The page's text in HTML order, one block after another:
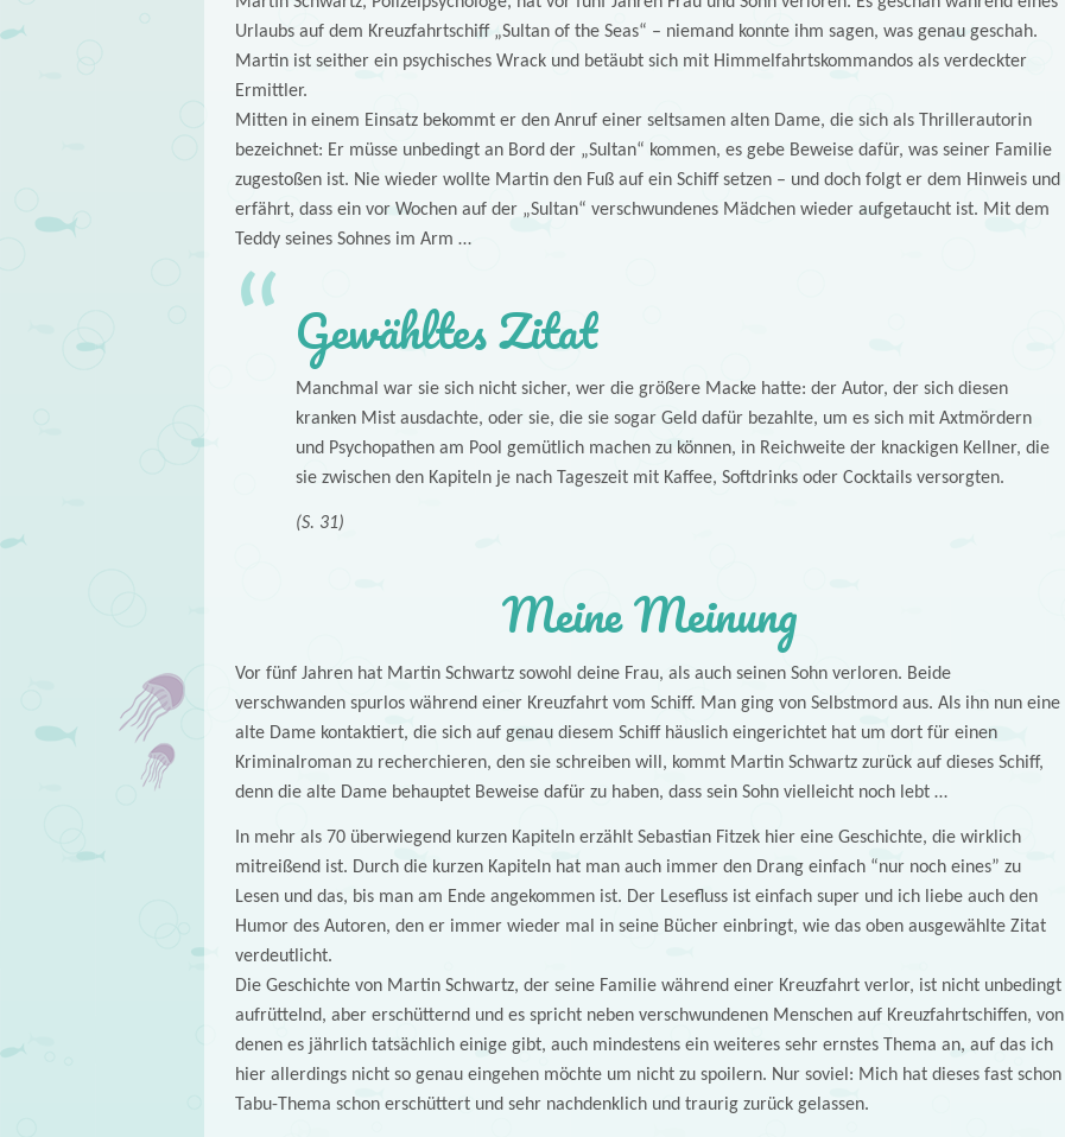
Urlaubs auf dem Kreuzfahrtschiff „Sultan of the Seas“ – niemand konnte ihm sagen, was genau geschah.
Martin ist seither ein psychisches Wrack und betäubt sich mit Himmelfahrtskommandos als verdeckter
Ermittler.
Mitten in einem Einsatz bekommt er den Anruf einer seltsamen alten Dame, die sich als Thrillerautorin
bezeichnet: Er müsse unbedingt an Bord der „Sultan“ kommen, es gebe Beweise dafür, was seiner Familie
zugestoßen ist. Nie wieder wollte Martin den Fuß auf ein Schiff setzen – und doch folgt er dem Hinweis und
erfährt, dass ein vor Wochen auf der „Sultan“ verschwundenes Mädchen wieder aufgetaucht ist. Mit dem
Teddy seines Sohnes im Arm …
Gewähltes Zitat
Manchmal war sie sich nicht sicher, wer die größere Macke hatte: der Autor, der sich diesen
kranken Mist ausdachte, oder sie, die sie sogar Geld dafür bezahlte, um es sich mit Axtmördern
und Psychopathen am Pool gemütlich machen zu können, in Reichweite der knackigen Kellner, die
sie zwischen den Kapiteln je nach Tageszeit mit Kaffee, Softdrinks oder Cocktails versorgten.
(S. 31)
Meine Meinung
Vor fünf Jahren hat Martin Schwartz sowohl deine Frau, als auch seinen Sohn verloren. Beide
verschwanden spurlos während einer Kreuzfahrt vom Schiff. Man ging von Selbstmord aus. Als ihn nun eine
alte Dame kontaktiert, die sich auf genau diesem Schiff häuslich eingerichtet hat um dort für einen
Kriminalroman zu recherchieren, den sie schreiben will, kommt Martin Schwartz zurück auf dieses Schiff,
denn die alte Dame behauptet Beweise dafür zu haben, dass sein Sohn vielleicht noch lebt …
In mehr als 70 überwiegend kurzen Kapiteln erzählt Sebastian Fitzek hier eine Geschichte, die wirklich
mitreißend ist. Durch die kurzen Kapiteln hat man auch immer den Drang einfach “nur noch eines” zu
Lesen und das, bis man am Ende angekommen ist. Der Lesefluss ist einfach super und ich liebe auch den
Humor des Autoren, den er immer wieder mal in seine Bücher einbringt, wie das oben ausgewählte Zitat
verdeutlicht.
Die Geschichte von Martin Schwartz, der seine Familie während einer Kreuzfahrt verlor, ist nicht unbedingt
aufrüttelnd, aber erschütternd und es spricht neben verschwundenen Menschen auf Kreuzfahrtschiffen, von
denen es jährlich tatsächlich einige gibt, auch mindestens ein weiteres sehr ernstes Thema an, auf das ich
hier allerdings nicht so genau eingehen möchte um nicht zu spoilern. Nur soviel: Mich hat dieses fast schon
Tabu-Thema schon erschüttert und sehr nachdenklich und traurig zurück gelassen.